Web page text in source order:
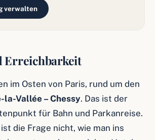
verwalten
Erreichbarkeit
im Osten von Paris, rund um den
la-Vallée – Chessy. Das ist der
für Bahn und Parkanreise.
die Frage nicht, wie man ins